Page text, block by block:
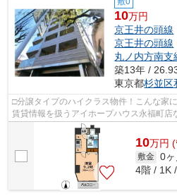
10万円
京王井の頭線
京王井の頭線
丸ノ内方南支
築13年 /
東京都杉並区
□分譲タイプのハイクラス物件！こんな家
賃貸情報を扱うアイホープハウス永福町店
きっと見つかります。お電話03-3327-7...
10万円
敷金 0ヶ
4階 / 1K